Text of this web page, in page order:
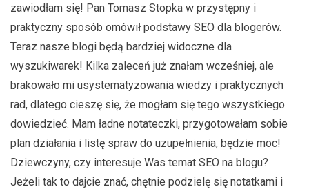
zawiodłam się! Pan Tomasz Stopka w przystępny i
praktyczny sposób omówił podstawy SEO dla blogerów.
Teraz nasze blogi będą bardziej widoczne dla
wyszukiwarek! Kilka zaleceń już znałam wcześniej, ale
brakowało mi usystematyzowania wiedzy i praktycznych
rad, dlatego cieszę się, że mogłam się tego wszystkiego
dowiedzieć. Mam ładne notateczki, przygotowałam sobie
plan działania i listę spraw do uzupełnienia, będzie moc!
Dziewczyny, czy interesuje Was temat SEO na blogu?
Jeżeli tak to dajcie znać, chętnie podzielę się notatkami i